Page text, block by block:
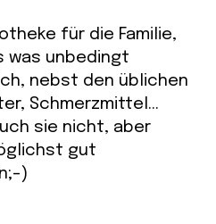
für die Familie,
was unbedingt
nebst den üblichen
Schmerzmittel…
sie nicht, aber
gut
)